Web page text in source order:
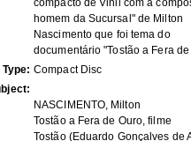
compacto de Vinil com a
homem da Sucursal" de Milton
Nascimento que foi tema do
documentário "Tostão a Fera
Type: Compact Disc
NASCIMENTO, Milton
Tostão a Fera de Ouro, filme
Tostão (Eduardo Gonçalves de